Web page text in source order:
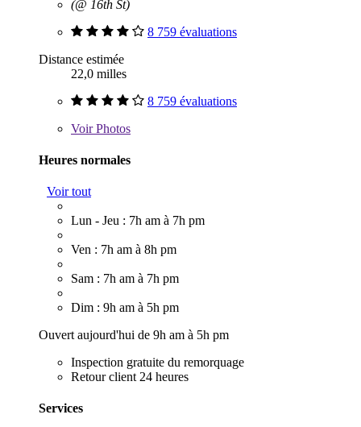
(@ 16th St)
8 759 évaluations
Distance estimée
22,0 milles
8 759 évaluations
VoirPhotos
Heures normales
Voir tout
Lun - Jeu : 7h am à 7h pm
Ven : 7h am à 8h pm
Sam : 7h am à 7h pm
Dim : 9h am à 5h pm
Ouvert aujourd'hui de 9h am à 5h pm
Inspection gratuite du remorquage
Retour client 24 heures
Services